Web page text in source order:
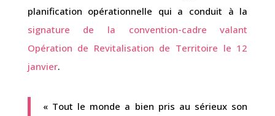
planification opérationnelle qui a conduit à la
signature de la convention-cadre valant
Opération de Revitalisation de Territoire le 12
janvier.
« Tout le monde a bien pris au sérieux son